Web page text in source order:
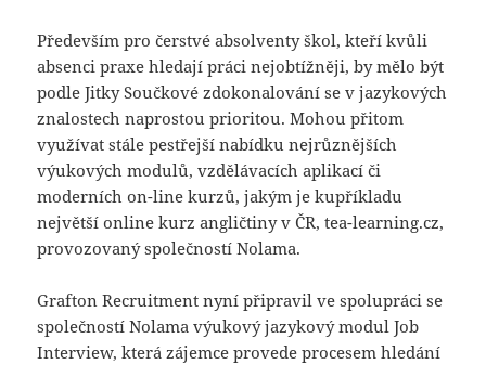
Především pro čerstvé absolventy škol, kteří kvůli
absenci praxe hledají práci nejobtížněji, by mělo být
podle Jitky Součkové zdokonalování se v jazykových
znalostech naprostou prioritou. Mohou přitom
využívat stále pestřejší nabídku nejrůznějších
výukových modulů, vzdělávacích aplikací či
moderních on-line kurzů, jakým je kupříkladu
největší online kurz angličtiny v ČR, tea-learning.cz,
provozovaný společností Nolama.
Grafton Recruitment nyní připravil ve spolupráci se
společností Nolama výukový jazykový modul Job
Interview, která zájemce provede procesem hledání